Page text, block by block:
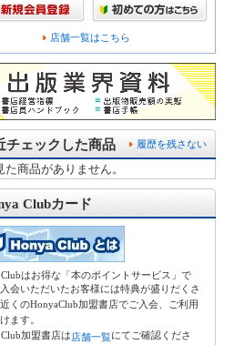
店舗一覧はこちら
履歴を残さない
チェックした商品
た商品がありません。
Clubカード
はお得な「本のポイントサービス」で
会いただいたお客様には特典が盛りだくさ
くのHonyaClub加盟書店でご入会、ご利用
ます。
加盟書店は店舗一覧にてご確認くださ